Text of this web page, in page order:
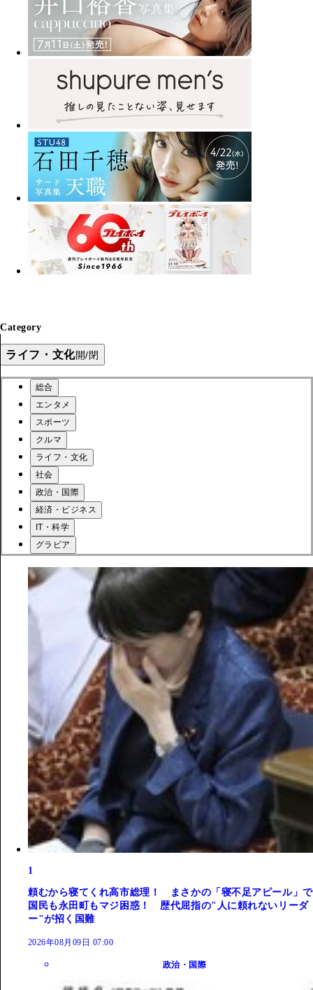
Category
ライフ・文化開/閉
総合
エンタメ
スポーツ
クルマ
ライフ・文化
社会
政治・国際
経済・ビジネス
IT・科学
グラビア
1
頼むから寝てくれ高市総理！ まさかの「寝不足アピール」で
国民も永田町もマジ困惑！ 歴代屈指の"人に頼れないリーダ
ー"が招く国難
2026年08月09日 07:00
政治・国際